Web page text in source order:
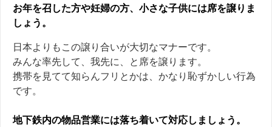
お年を召した方や妊婦の方、小さな子供には席を譲りま
しょう。
日本よりもこの譲り合いが大切なマナーです。
みんな率先して、我先に、と席を譲ります。
携帯を見てて知らんフリとかは、かなり恥ずかしい行為
です。
地下鉄内の物品営業には落ち着いて対応しましょう。